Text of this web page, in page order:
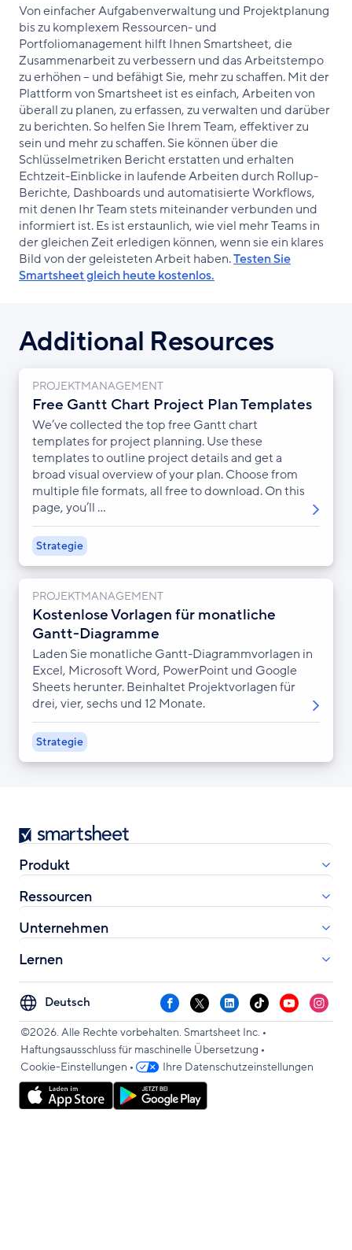
Von einfacher Aufgabenverwaltung und Projektplanung
bis zu komplexem Ressourcen- und
Portfoliomanagement hilft Ihnen Smartsheet, die
Zusammenarbeit zu verbessern und das Arbeitstempo
zu erhöhen – und befähigt Sie, mehr zu schaffen. Mit der
Plattform von Smartsheet ist es einfach, Arbeiten von
überall zu planen, zu erfassen, zu verwalten und darüber
zu berichten. So helfen Sie Ihrem Team, effektiver zu
sein und mehr zu schaffen. Sie können über die
Schlüsselmetriken Bericht erstatten und erhalten
Echtzeit-Einblicke in laufende Arbeiten durch Rollup-
Berichte, Dashboards und automatisierte Workflows,
mit denen Ihr Team stets miteinander verbunden und
informiert ist. Es ist erstaunlich, wie viel mehr Teams in
der gleichen Zeit erledigen können, wenn sie ein klares
Bild von der geleisteten Arbeit haben.Testen Sie
Smartsheet gleich heute kostenlos.
Additional Resources
PROJEKTMANAGEMENT
Free Gantt Chart Project Plan Templates
We’ve collected the top free Gantt chart
templates for project planning. Use these
templates to outline project details and get a
broad visual overview of your plan. Choose from
multiple file formats, all free to download. On this
page, you’ll ...
Strategie
PROJEKTMANAGEMENT
Kostenlose Vorlagen für monatliche
Gantt-Diagramme
Laden Sie monatliche Gantt-Diagrammvorlagen in
Excel, Microsoft Word, PowerPoint und Google
Sheets herunter. Beinhaltet Projektvorlagen für
drei, vier, sechs und 12 Monate.
Strategie
Smartsheet
Produkt
Ressourcen
Unternehmen
Lernen
Select
your
language
Facebook
X LinkedInTikTokYouTube
©2026. Alle Rechte vorbehalten. Smartsheet Inc. •
Haftungsausschluss für maschinelle Übersetzung •
Cookie-Einstellungen • Ihre Datenschutzeinstellungen